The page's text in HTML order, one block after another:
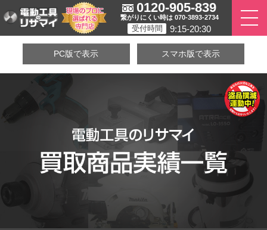
0120-905-839
繋がりにくい時は 070-3893-2734
受付時間 9:15-20:30
PC版で表示 スマホ版で表示